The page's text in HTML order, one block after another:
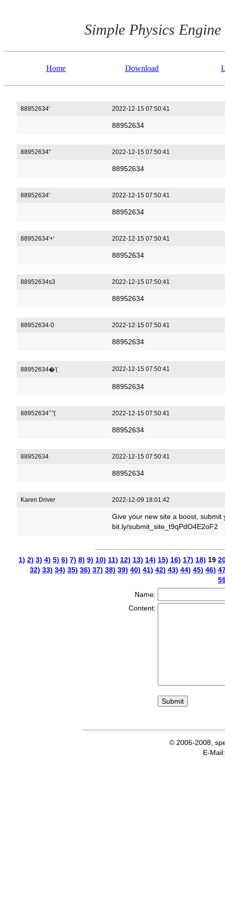
Simple Physics Engine
Home Download
88952634' 2022-12-15 07:50:41
88952634
88952634'' 2022-12-15 07:50:41
88952634
88952634' 2022-12-15 07:50:41
88952634
88952634'+' 2022-12-15 07:50:41
88952634
88952634s3 2022-12-15 07:50:41
88952634
88952634-0 2022-12-15 07:50:41
88952634
88952634�'( 2022-12-15 07:50:41
88952634
88952634'`"( 2022-12-15 07:50:41
88952634
88952634 2022-12-15 07:50:41
88952634
Karen Driver 2022-12-09 18:01:42
Give your new site a boost,
bit.ly/submit_site_t9qPdO4E2oF2
1) 2) 3) 4) 5) 6) 7) 8) 9) 10) 11) 12) 13) 14) 15) 16) 17) 18) 19
32) 33) 34) 35) 36) 37) 38) 39) 40) 41) 42) 43) 44) 45) 46)
Name:
Content:
© 2006-2008,
E-